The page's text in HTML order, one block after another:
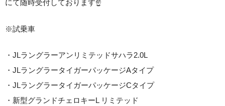
にて随時受付しております☝️
※試乗車
・JLラングラーアンリミテッドサハラ2.0L
・JLラングラータイガーパッケージAタイプ
・JLラングラータイガーパッケージCタイプ
・新型グランドチェロキーL リミテッド